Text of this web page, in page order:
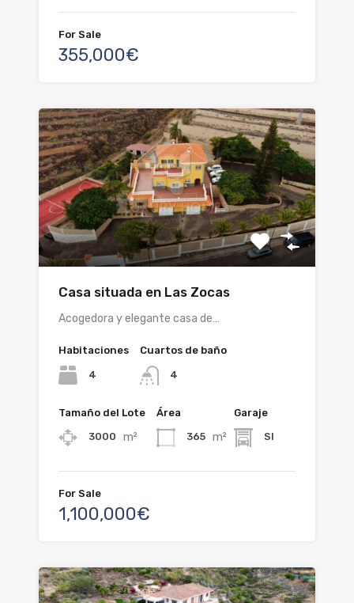
For Sale
355,000€
Casa situada en Las Zocas
Acogedora y elegante casa de…
Habitaciones
4
Cuartos de baño
4
Tamaño del Lote
3000 m²
Área
365 m²
Garaje
SI
For Sale
1,100,000€